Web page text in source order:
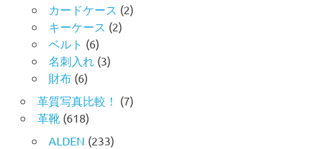
カードケース (2)
キーケース (2)
ベルト (6)
名刺入れ (3)
財布(6)
革質写真比較！ (7)
革靴(618)
ALDEN (233)